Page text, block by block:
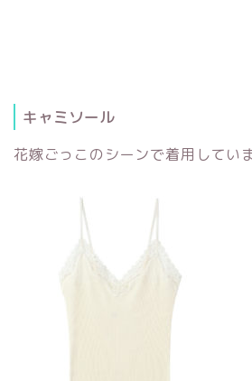
キャミソール
花嫁ごっこのシーンで着用してい